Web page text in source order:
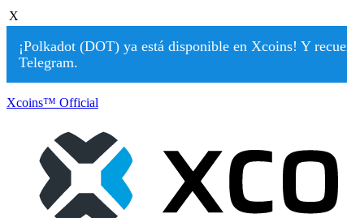
X
¡Polkadot (DOT) ya está disponible en Xcoins! Y
Telegram.
Xcoins™ Official